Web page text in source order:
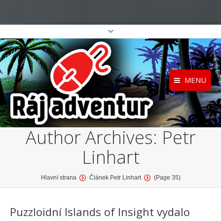
MENU
Registrace
Přihlášení
Home
O projektu
Katalog her
Author Archives: Petr
Linhart
You are here:Hlavní strana Článek Petr Linhart (Page 35)
Puzzloidní Islands of Insight vydalo